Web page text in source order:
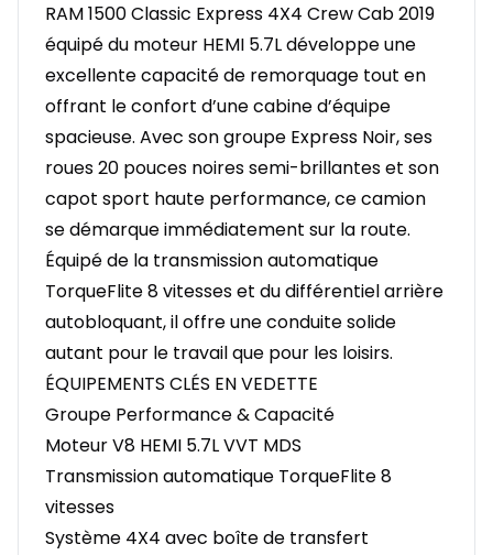
RAM 1500 Classic Express 4X4 Crew Cab 2019
équipé du moteur HEMI 5.7L développe une
excellente capacité de remorquage tout en
offrant le confort d’une cabine d’équipe
spacieuse. Avec son groupe Express Noir, ses
roues 20 pouces noires semi-brillantes et son
capot sport haute performance, ce camion
se démarque immédiatement sur la route.
Équipé de la transmission automatique
TorqueFlite 8 vitesses et du différentiel arrière
autobloquant, il offre une conduite solide
autant pour le travail que pour les loisirs.
ÉQUIPEMENTS CLÉS EN VEDETTE
Groupe Performance & Capacité
Moteur V8 HEMI 5.7L VVT MDS
Transmission automatique TorqueFlite 8
vitesses
Système 4X4 avec boîte de transfert